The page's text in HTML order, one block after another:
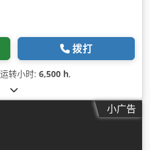
拨打
转小时: 6,500 h,
小广告